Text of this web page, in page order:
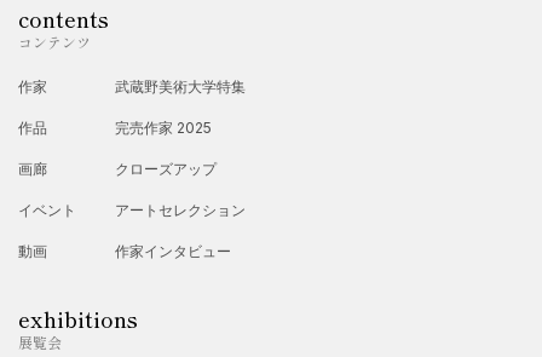
contents
コンテンツ
作家
作品
画廊
イベント
動画
武蔵野美術大学特集
完売作家 2025
クローズアップ
アートセレクション
作家インタビュー
exhibitions
展覧会